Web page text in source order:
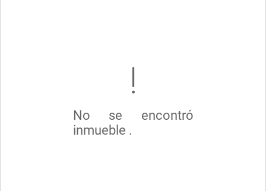
No se encontró
inmueble .